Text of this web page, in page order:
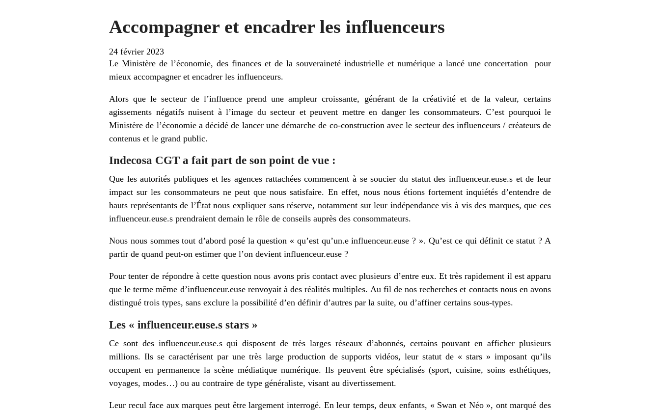
Accompagner et encadrer les influenceurs
24 février 2023
Le Ministère de l’économie, des finances et de la souveraineté industrielle et numérique a lancé une concertation pour
mieux accompagner et encadrer les influenceurs.
Alors que le secteur de l’influence prend une ampleur croissante, générant de la créativité et de la valeur, certains
agissements négatifs nuisent à l’image du secteur et peuvent mettre en danger les consommateurs. C’est pourquoi le
Ministère de l’économie a décidé de lancer une démarche de co-construction avec le secteur des influenceurs / créateurs de
contenus et le grand public.
Indecosa CGT a fait part de son point de vue :
Que les autorités publiques et les agences rattachées commencent à se soucier du statut des influenceur.euse.s et de leur
impact sur les consommateurs ne peut que nous satisfaire. En effet, nous nous étions fortement inquiétés d’entendre de
hauts représentants de l’État nous expliquer sans réserve, notamment sur leur indépendance vis à vis des marques, que ces
influenceur.euse.s prendraient demain le rôle de conseils auprès des consommateurs.
Nous nous sommes tout d’abord posé la question « qu’est qu’un.e influenceur.euse ? ». Qu’est ce qui définit ce statut ? A
partir de quand peut-on estimer que l’on devient influenceur.euse ?
Pour tenter de répondre à cette question nous avons pris contact avec plusieurs d’entre eux. Et très rapidement il est apparu
que le terme même d’influenceur.euse renvoyait à des réalités multiples. Au fil de nos recherches et contacts nous en avons
distingué trois types, sans exclure la possibilité d’en définir d’autres par la suite, ou d’affiner certains sous-types.
Les « influenceur.euse.s stars »
Ce sont des influenceur.euse.s qui disposent de très larges réseaux d’abonnés, certains pouvant en afficher plusieurs
millions. Ils se caractérisent par une très large production de supports vidéos, leur statut de « stars » imposant qu’ils
occupent en permanence la scène médiatique numérique. Ils peuvent être spécialisés (sport, cuisine, soins esthétiques,
voyages, modes…) ou au contraire de type généraliste, visant au divertissement.
Leur recul face aux marques peut être largement interrogé. En leur temps, deux enfants, « Swan et Néo », ont marqué des